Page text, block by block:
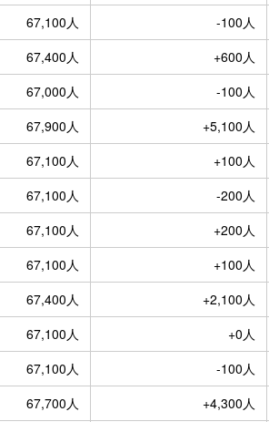
67,100人
-100人
67,400人
+600人
67,000人
-100人
67,900人
+5,100人
67,100人
+100人
67,100人
-200人
67,100人
+200人
67,100人
+100人
67,400人
+2,100人
67,100人
+0人
67,100人
-100人
67,700人 +4,300人